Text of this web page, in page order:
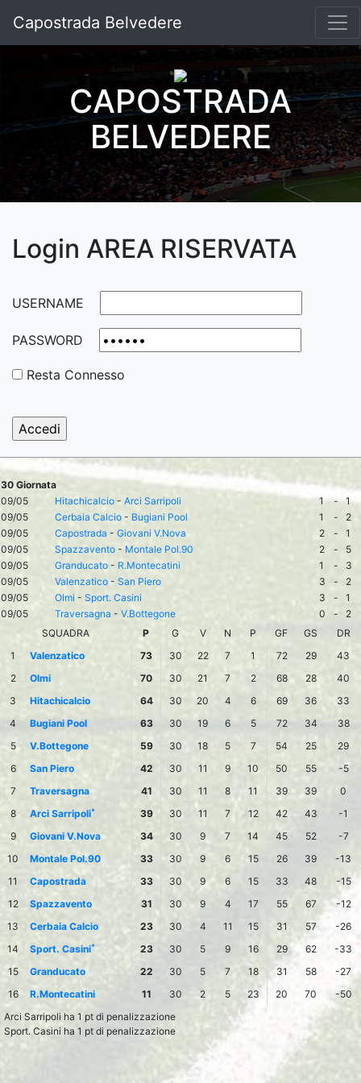
Capostrada Belvedere
CAPOSTRADA
BELVEDERE
Login AREA RISERVATA
USERNAME
PASSWORD
Resta Connesso
30 Giornata
09/05
Hitachicalcio - Arci Sarripoli 1 - 1
09/05
Cerbaia Calcio - Bugiani Pool 1 -
2
09/05
Capostrada - Giovani V.Nova 2 -
1
09/05
Spazzavento - Montale Pol.90 2 -
5
09/05
Granducato - R.Montecatini 1 -
3
09/05
Valenzatico - San Piero 3 -
2
09/05
Olmi - Sport. Casini 3 -
1
09/05
Traversagna - V.Bottegone 0 -
2
SQUADRA
P G V N P GF GS
DR
1
Valenzatico 73 30 22 7 1 72 29
43
2
Olmi 70 30 21 7 2 68 28
40
3
Hitachicalcio 64 30 20 4 6 69 36
33
4
Bugiani Pool 63 30 19 6 5 72 34
38
5
V.Bottegone 59 30 18 5 7 54 25
29
6
San Piero 42 30 11 9 10 50 55
-5
7
Traversagna 41 30 11 8 11 39 39
0
8
Arci Sarripoli* 39 30 11 7 12 42 43
-1
9
Giovani V.Nova 34 30 9 7 14 45 52
-7
10
Montale Pol.90 33 30 9 6 15 26 39
-13
11
Capostrada 33 30 9 6 15 33 48
-15
12
Spazzavento 31 30 9 4 17 55 67
-12
13
Cerbaia Calcio 23 30 4 11 15 31 57
-26
14
Sport. Casini* 23 30 5 9 16 29 62
-33
15
Granducato 22 30 5 7 18 31 58
-27
16
R.Montecatini 11 30 2 5 23 20 70
-50
Arci Sarripoli ha 1 pt di penalizzazione
Sport. Casini ha 1 pt di penalizzazione